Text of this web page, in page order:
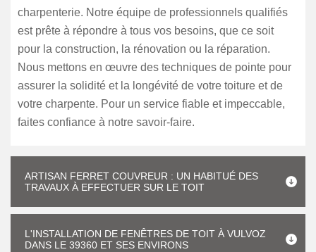
charpenterie. Notre équipe de professionnels qualifiés
est prête à répondre à tous vos besoins, que ce soit
pour la construction, la rénovation ou la réparation.
Nous mettons en œuvre des techniques de pointe pour
assurer la solidité et la longévité de votre toiture et de
votre charpente. Pour un service fiable et impeccable,
faites confiance à notre savoir-faire.
ARTISAN FERRET COUVREUR : UN HABITUÉ DES
TRAVAUX À EFFECTUER SUR LE TOIT
L'INSTALLATION DE FENÊTRES DE TOIT À VULVOZ
DANS LE 39360 ET SES ENVIRONS